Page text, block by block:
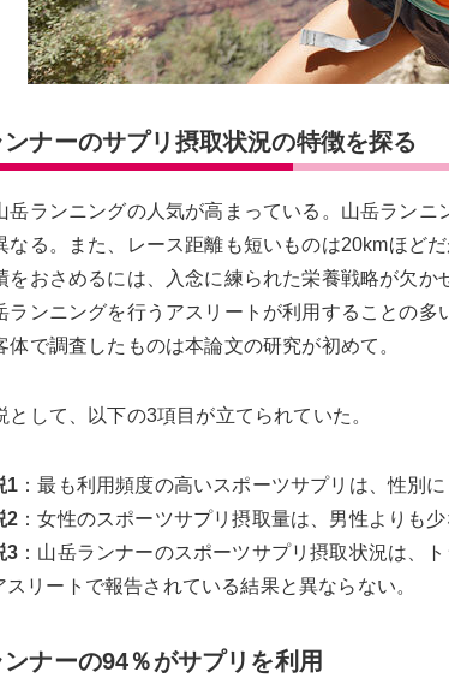
ンナーのサプリ摂取状況の特徴を探る
岳ランニングの人気が高まっている。山岳ラン
なる。また、レース距離も短いものは20kmほど
をおさめるには、入念に練られた栄養戦略が欠
ランニングを行うアスリートが利用することの
体で調査したものは本論文の研究が初めて。
として、以下の3項目が立てられていた。
1 ：最も利用頻度の高いスポーツサプリは、性別に
2 ：女性のスポーツサプリ摂取量は、男性よりも少
3 ：山岳ランナーのスポーツサプリ摂取状況は、
スリートで報告されている結果と異ならない。
ナーの94％がサプリを利用